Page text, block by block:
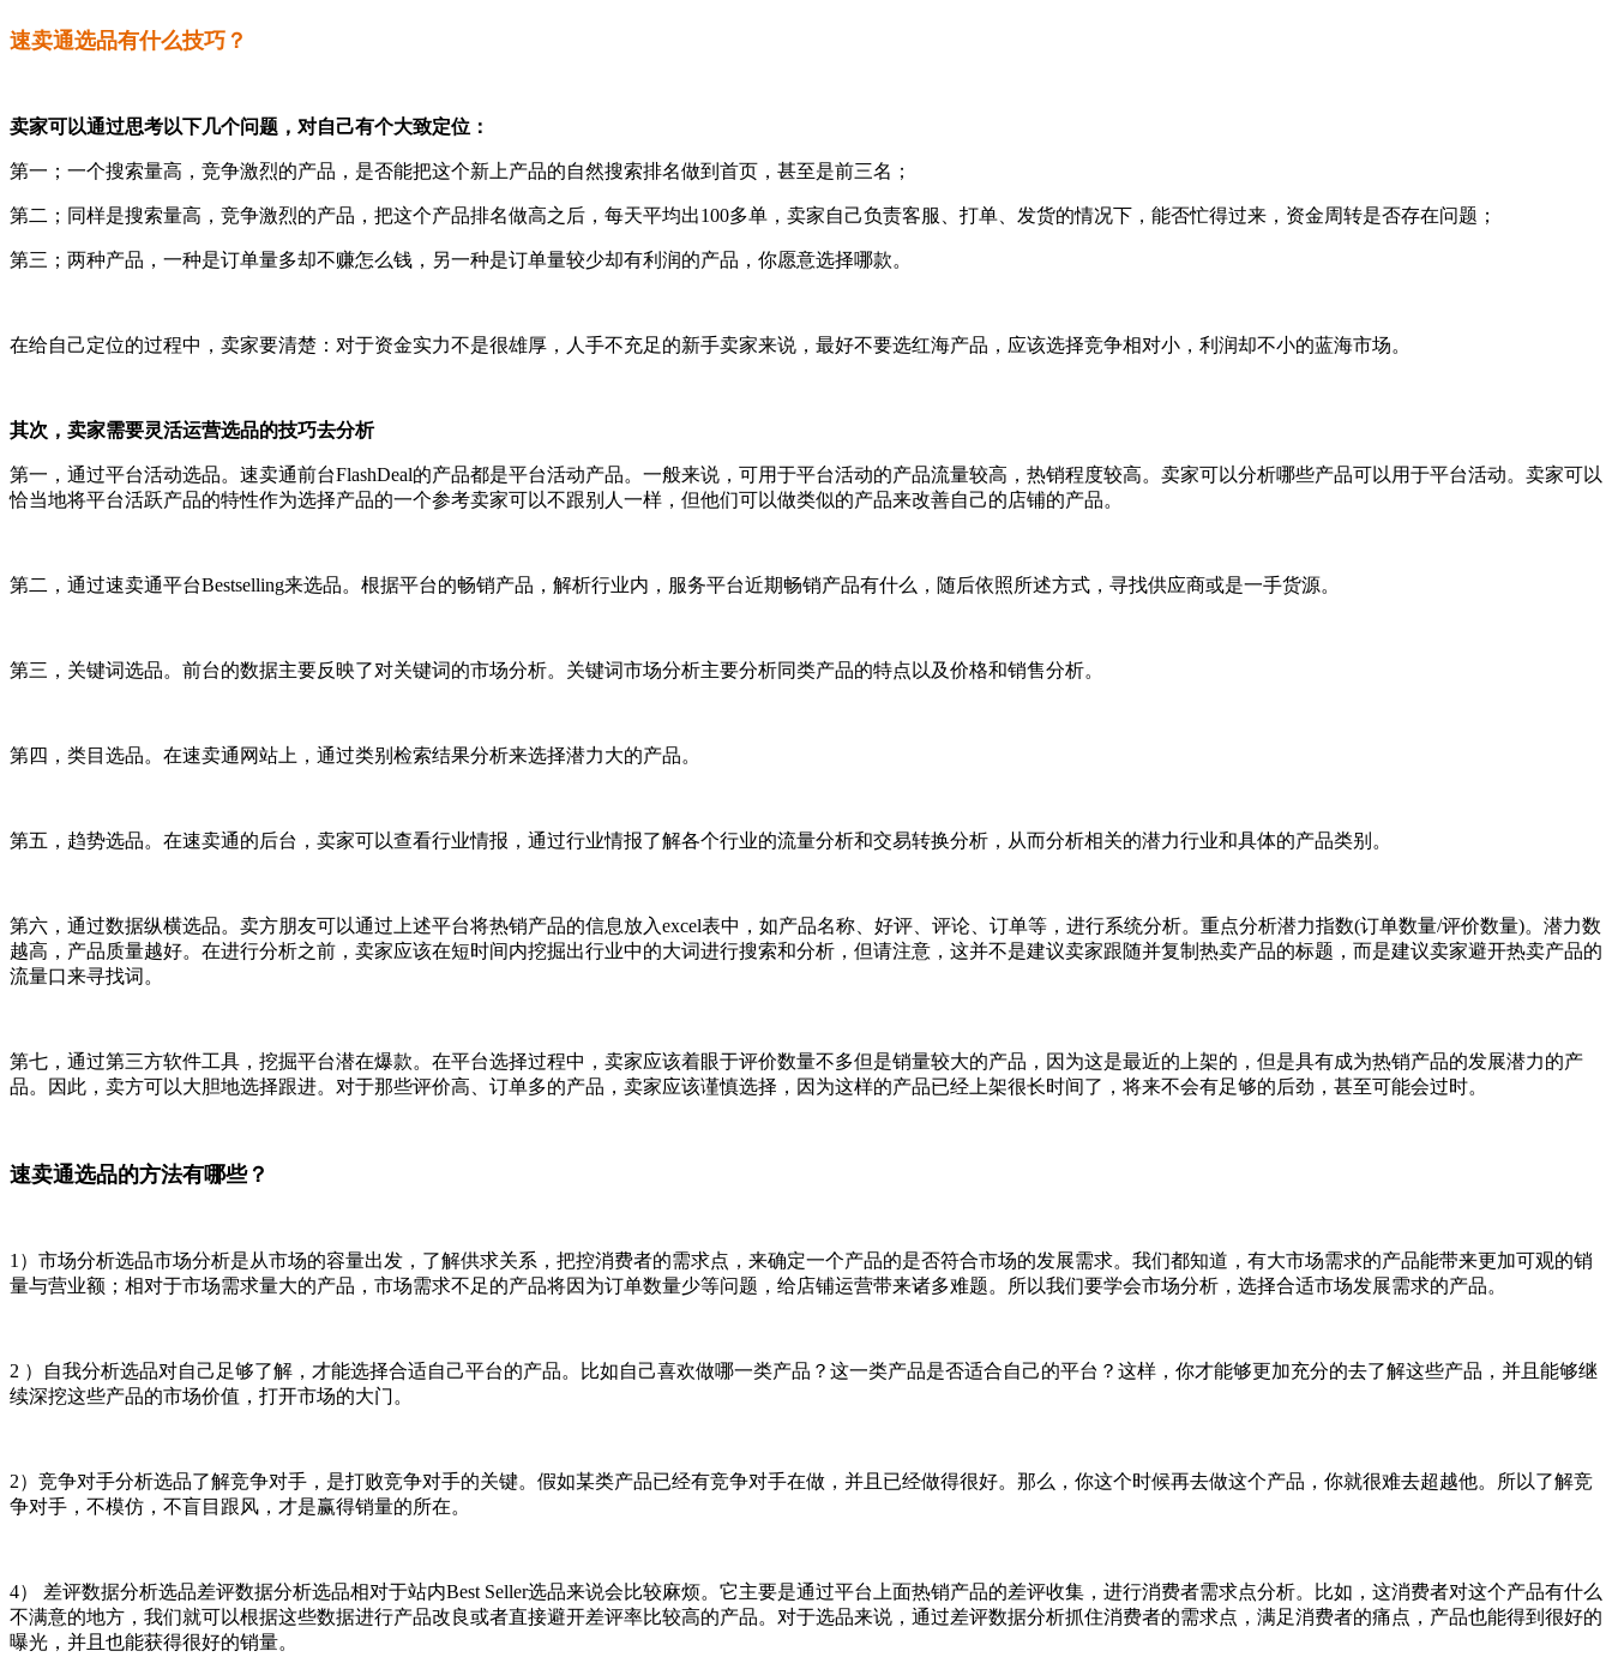
速卖通选品有什么技巧？
卖家可以通过思考以下几个问题，对自己有个大致定位：
第一；一个搜索量高，竞争激烈的产品，是否能把这个新上产品的自然搜索排名做到首页，甚至是前三名；
第二；同样是搜索量高，竞争激烈的产品，把这个产品排名做高之后，每天平均出100多单，卖家自己负责客服、打单、发货的情况下，能否忙得过来，资金周转是否存在问题；
第三；两种产品，一种是订单量多却不赚怎么钱，另一种是订单量较少却有利润的产品，你愿意选择哪款。
在给自己定位的过程中，卖家要清楚：对于资金实力不是很雄厚，人手不充足的新手卖家来说，最好不要选红海产品，应该选择竞争相对小，利润却不小的蓝海市场。
其次，卖家需要灵活运营选品的技巧去分析
第一，通过平台活动选品。速卖通前台FlashDeal的产品都是平台活动产品。一般来说，可用于平台活动的产品流量较高，热销程度较高。卖家可以分析哪些产品可以用于平台活动。卖家可以
恰当地将平台活跃产品的特性作为选择产品的一个参考卖家可以不跟别人一样，但他们可以做类似的产品来改善自己的店铺的产品。
第二，通过速卖通平台Bestselling来选品。根据平台的畅销产品，解析行业内，服务平台近期畅销产品有什么，随后依照所述方式，寻找供应商或是一手货源。
第三，关键词选品。前台的数据主要反映了对关键词的市场分析。关键词市场分析主要分析同类产品的特点以及价格和销售分析。
第四，类目选品。在速卖通网站上，通过类别检索结果分析来选择潜力大的产品。
第五，趋势选品。在速卖通的后台，卖家可以查看行业情报，通过行业情报了解各个行业的流量分析和交易转换分析，从而分析相关的潜力行业和具体的产品类别。
第六，通过数据纵横选品。卖方朋友可以通过上述平台将热销产品的信息放入excel表中，如产品名称、好评、评论、订单等，进行系统分析。重点分析潜力指数(订单数量/评价数量)。潜力数
越高，产品质量越好。在进行分析之前，卖家应该在短时间内挖掘出行业中的大词进行搜索和分析，但请注意，这并不是建议卖家跟随并复制热卖产品的标题，而是建议卖家避开热卖产品的
流量口来寻找词。
第七，通过第三方软件工具，挖掘平台潜在爆款。在平台选择过程中，卖家应该着眼于评价数量不多但是销量较大的产品，因为这是最近的上架的，但是具有成为热销产品的发展潜力的产
品。因此，卖方可以大胆地选择跟进。对于那些评价高、订单多的产品，卖家应该谨慎选择，因为这样的产品已经上架很长时间了，将来不会有足够的后劲，甚至可能会过时。
速卖通选品的方法有哪些？
1）市场分析选品市场分析是从市场的容量出发，了解供求关系，把控消费者的需求点，来确定一个产品的是否符合市场的发展需求。我们都知道，有大市场需求的产品能带来更加可观的销
量与营业额；相对于市场需求量大的产品，市场需求不足的产品将因为订单数量少等问题，给店铺运营带来诸多难题。所以我们要学会市场分析，选择合适市场发展需求的产品。
2 ）自我分析选品对自己足够了解，才能选择合适自己平台的产品。比如自己喜欢做哪一类产品？这一类产品是否适合自己的平台？这样，你才能够更加充分的去了解这些产品，并且能够继
续深挖这些产品的市场价值，打开市场的大门。
2）竞争对手分析选品了解竞争对手，是打败竞争对手的关键。假如某类产品已经有竞争对手在做，并且已经做得很好。那么，你这个时候再去做这个产品，你就很难去超越他。所以了解竞
争对手，不模仿，不盲目跟风，才是赢得销量的所在。
4） 差评数据分析选品差评数据分析选品相对于站内Best Seller选品来说会比较麻烦。它主要是通过平台上面热销产品的差评收集，进行消费者需求点分析。比如，这消费者对这个产品有什么
不满意的地方，我们就可以根据这些数据进行产品改良或者直接避开差评率比较高的产品。对于选品来说，通过差评数据分析抓住消费者的需求点，满足消费者的痛点，产品也能得到很好的
曝光，并且也能获得很好的销量。